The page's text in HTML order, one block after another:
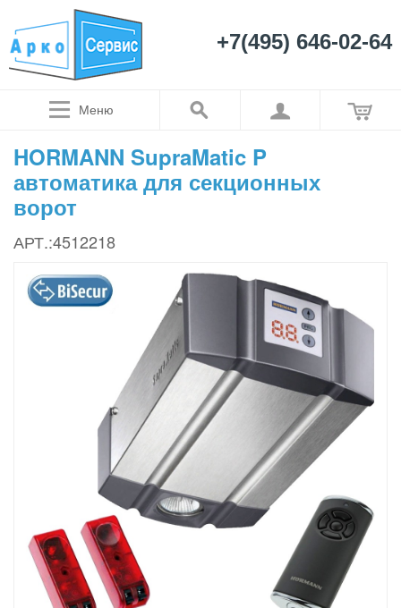
+7(495) 646-02-64
Меню
HORMANN SupraMatic P
автоматика для секционных
ворот
АРТ.:4512218